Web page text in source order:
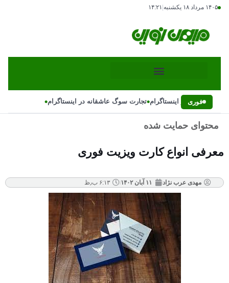
۱۴۰۵ مرداد ۱۸ یکشنبه ۱۴:۲۱
فوری
عاشقانه در اینستاگرام•تجارت سوگ عاشقانه در اینستاگرام•
محتوای حمایت شده
معرفی انواع کارت ویزیت فوری
مهدی عرب نژاد ۱۱ آبان ۱۴۰۲ ۶:۱۳ ب٫ظ